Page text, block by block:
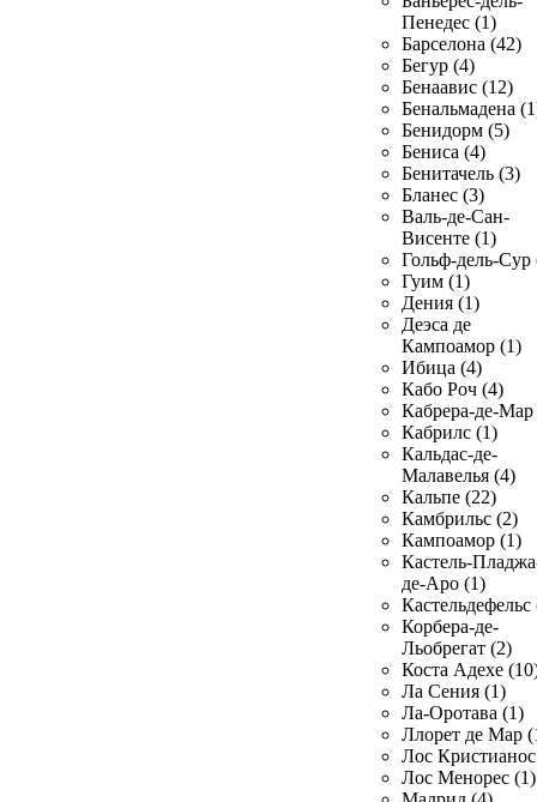
Пенедес (1)
Барселона (42)
Бегур (4)
Бенаавис (12)
Бенальмадена
Бенидорм (5)
Бениса (4)
Бенитачель (3)
Бланес (3)
Валь-де-Сан-
Висенте (1)
Гольф-дель-Сур
Гуим (1)
Дения (1)
Деэса де
Кампоамор (1)
Ибица (4)
Кабо Роч (4)
Кабрера-де-Мар
Кабрилс (1)
Кальдас-де-
Малавелья (4)
Кальпе (22)
Камбрильс (2)
Кампоамор (1)
Кастель-
де-Аро (1)
Кастельдефельс
Корбера-де-
Льобрегат (2)
Коста Адехе
Ла Сения (1)
Ла-Оротава (1)
Ллорет де Мар
Лос
Лос Менорес (1)